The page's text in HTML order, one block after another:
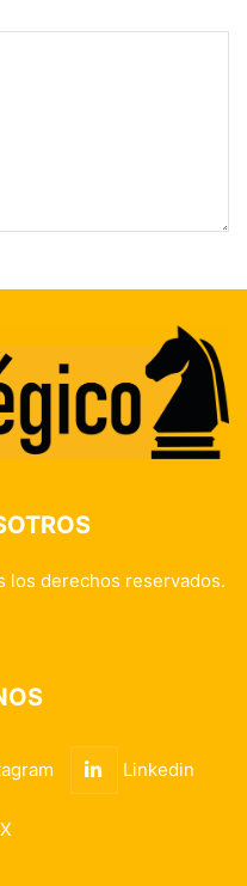
los derechos reservados.
Linkedin
X